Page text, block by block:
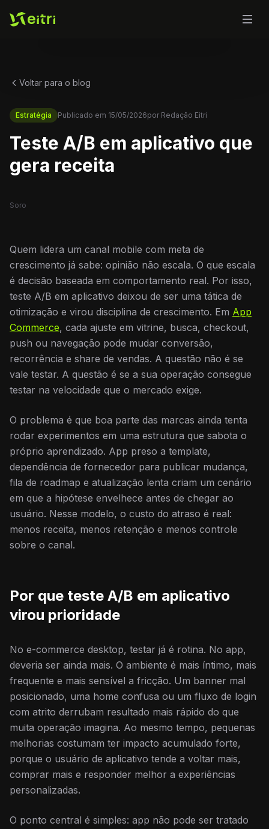
Voltar para o blog
Estratégia Publicado em 15/05/2026por Redação Eitri
Teste A/B em aplicativo que
gera receita
Soro
Quem lidera um canal mobile com meta de
crescimento já sabe: opinião não escala. O que escala
é decisão baseada em comportamento real. Por isso,
teste A/B em aplicativo deixou de ser uma tática de
otimização e virou disciplina de crescimento. Em App
Commerce, cada ajuste em vitrine, busca, checkout,
push ou navegação pode mudar conversão,
recorrência e share de vendas. A questão não é se
vale testar. A questão é se a sua operação consegue
testar na velocidade que o mercado exige.
O problema é que boa parte das marcas ainda tenta
rodar experimentos em uma estrutura que sabota o
próprio aprendizado. App preso a template,
dependência de fornecedor para publicar mudança,
fila de roadmap e atualização lenta criam um cenário
em que a hipótese envelhece antes de chegar ao
usuário. Nesse modelo, o custo do atraso é real:
menos receita, menos retenção e menos controle
sobre o canal.
Por que teste A/B em aplicativo
virou prioridade
No e-commerce desktop, testar já é rotina. No app,
deveria ser ainda mais. O ambiente é mais íntimo, mais
frequente e mais sensível a fricção. Um banner mal
posicionado, uma home confusa ou um fluxo de login
com atrito derrubam resultado mais rápido do que
muita operação imagina. Ao mesmo tempo, pequenas
melhorias costumam ter impacto acumulado forte,
porque o usuário de aplicativo tende a voltar mais,
comprar mais e responder melhor a experiências
personalizadas.
O ponto central é simples: app não pode ser tratado